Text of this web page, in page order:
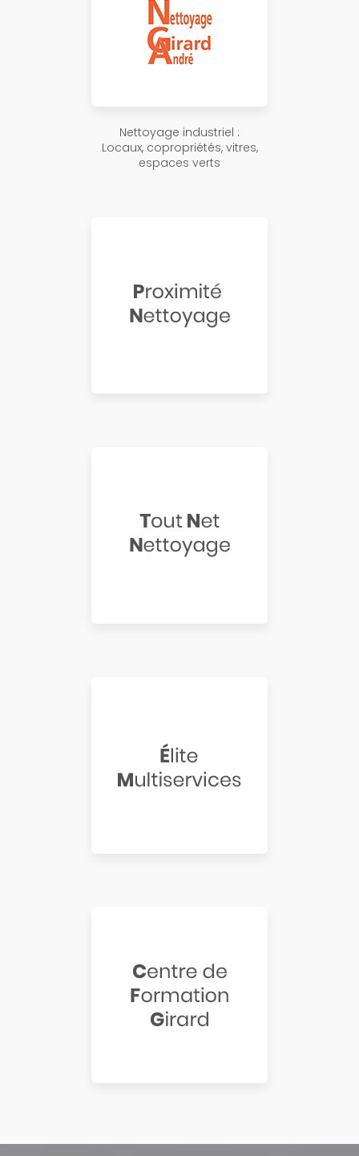
Nettoyage industriel :
Locaux, copropriétés, vitres,
espaces verts